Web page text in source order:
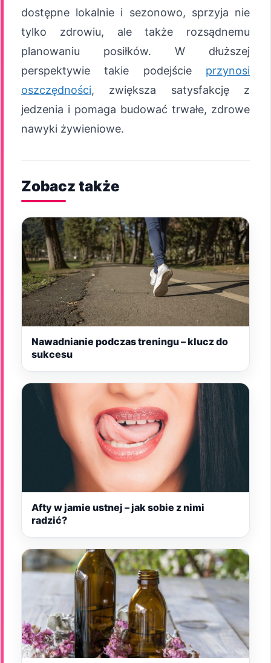
dostępne lokalnie i sezonowo, sprzyja nie
tylko zdrowiu, ale także rozsądnemu
planowaniu posiłków. W dłuższej
perspektywie takie podejście przynosi
oszczędności, zwiększa satysfakcję z
jedzenia i pomaga budować trwałe, zdrowe
nawyki żywieniowe.
Zobacz także
Nawadnianie podczas treningu – klucz do
sukcesu
Afty w jamie ustnej – jak sobie z nimi
radzić?